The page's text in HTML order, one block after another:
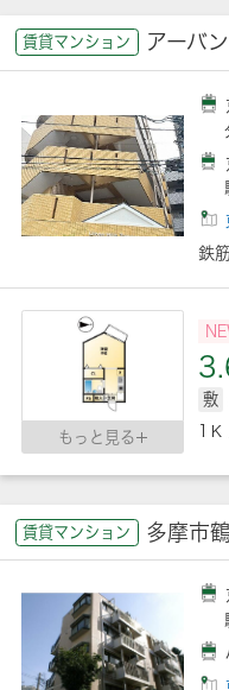
賃貸マンション アーバ
鉄
もっと見る
敷
1
賃貸マンション 多摩市